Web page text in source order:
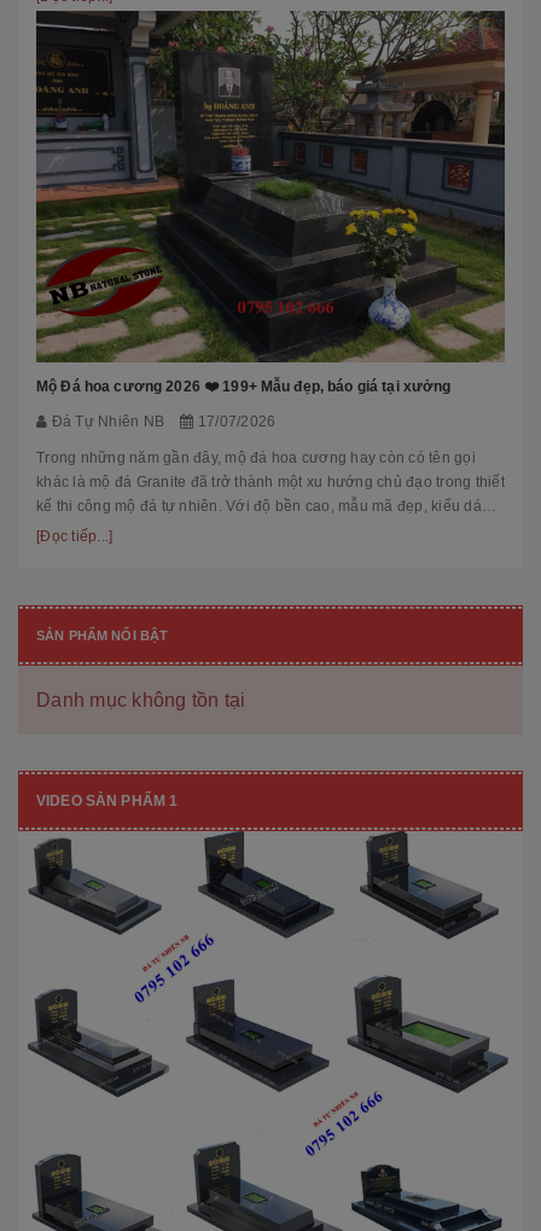
Mộ Đá hoa cương 2026 ❤️ 199+ Mẫu đẹp, báo giá tại xưởng
Đá Tự Nhiên NB 17/07/2026
Trong những năm gần đây, mộ đá hoa cương hay còn có tên gọi
khác là mộ đá Granite đã trở thành một xu hướng chủ đạo trong thiết
kế thi công mộ đá tự nhiên. Với độ bền cao, mẫu mã đẹp, kiểu dáng
hiệ...
[Đọc tiếp...]
SẢN PHẨM NỔI BẬT
Danh mục không tồn tại
VIDEO SẢN PHẨM 1